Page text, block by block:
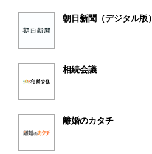
朝日新聞（デジタル版）
相続会議
離婚のカタチ